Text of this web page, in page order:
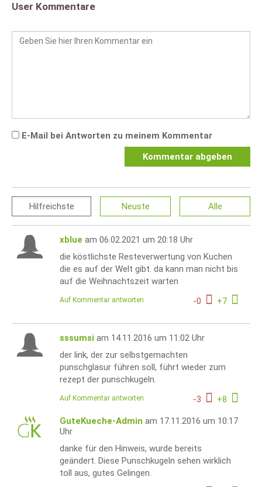
User Kommentare
E-Mail bei Antworten zu meinem Kommentar
Kommentar abgeben
Hilfreichste Neuste Alle
xblue am 06.02.2021 um 20:18 Uhr
die köstlichste Resteverwertung von Kuchen
die es auf der Welt gibt. da kann man nicht bis
auf die Weihnachtszeit warten
-0 +7
Auf Kommentar antworten
sssumsi am 14.11.2016 um 11:02 Uhr
der link, der zur selbstgemachten
punschglasur führen soll, führt wieder zum
rezept der punschkugeln.
-3 +8
Auf Kommentar antworten
GuteKueche-Admin am 17.11.2016 um 10:17
Uhr
danke für den Hinweis, wurde bereits
geändert. Diese Punschkugeln sehen wirklich
toll aus, gutes Gelingen.